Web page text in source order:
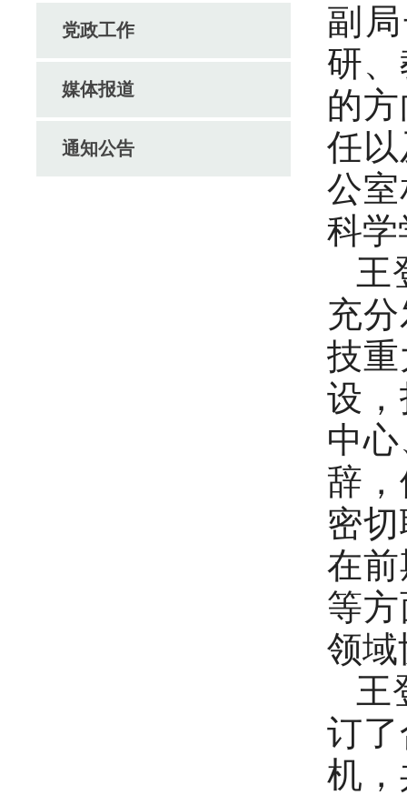
党政工作
媒体报道
通知公告
副
研
的
任
公
科学
王
充
技
设
中
辞
密
在
等
领域
王
订
机